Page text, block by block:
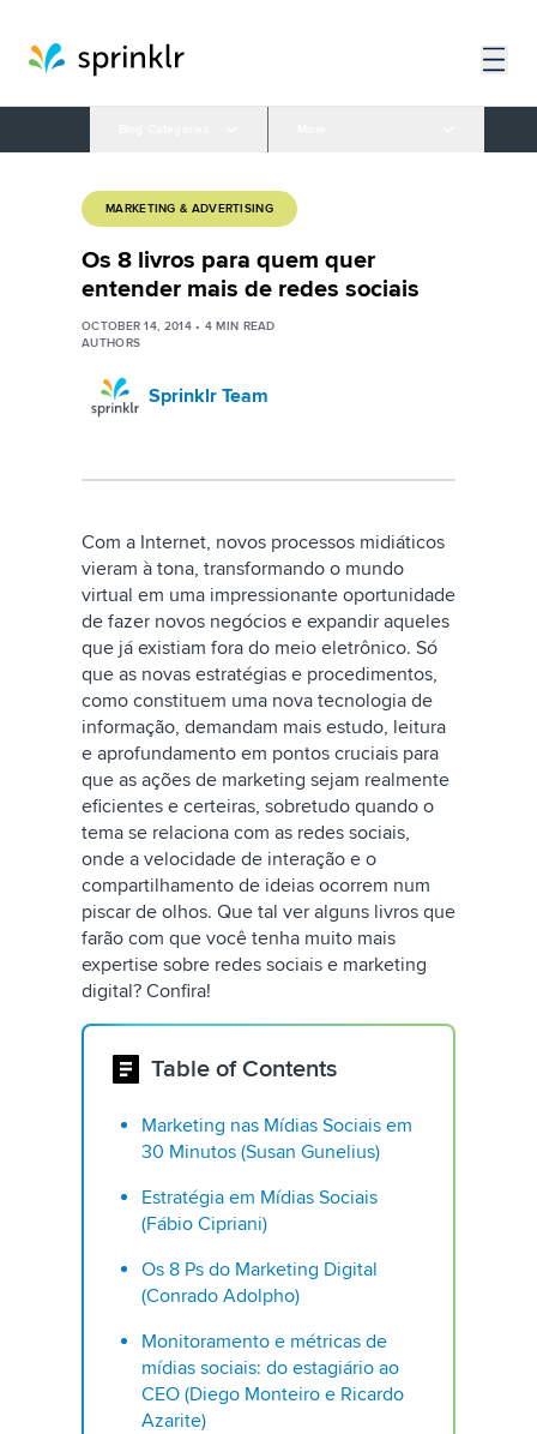
MARKETING & ADVERTISING
Os 8 livros para quem quer
entender mais de redes sociais
OCTOBER 14, 2014• 4 MIN READ
AUTHORS
Sprinklr Team
Com a Internet, novos processos midiáticos
vieram à tona, transformando o mundo
virtual em uma impressionante oportunidade
de fazer novos negócios e expandir aqueles
que já existiam fora do meio eletrônico. Só
que as novas estratégias e procedimentos,
como constituem uma nova tecnologia de
informação, demandam mais estudo, leitura
e aprofundamento em pontos cruciais para
que as ações de marketing sejam realmente
eficientes e certeiras, sobretudo quando o
tema se relaciona com as redes sociais,
onde a velocidade de interação e o
compartilhamento de ideias ocorrem num
piscar de olhos. Que tal ver alguns livros que
farão com que você tenha muito mais
expertise sobre redes sociais e marketing
digital? Confira!
Table of Contents
Marketing nas Mídias Sociais em
30 Minutos (Susan Gunelius)
Estratégia em Mídias Sociais
(Fábio Cipriani)
Os 8 Ps do Marketing Digital
(Conrado Adolpho)
Monitoramento e métricas de
mídias sociais: do estagiário ao
CEO (Diego Monteiro e Ricardo
Azarite)